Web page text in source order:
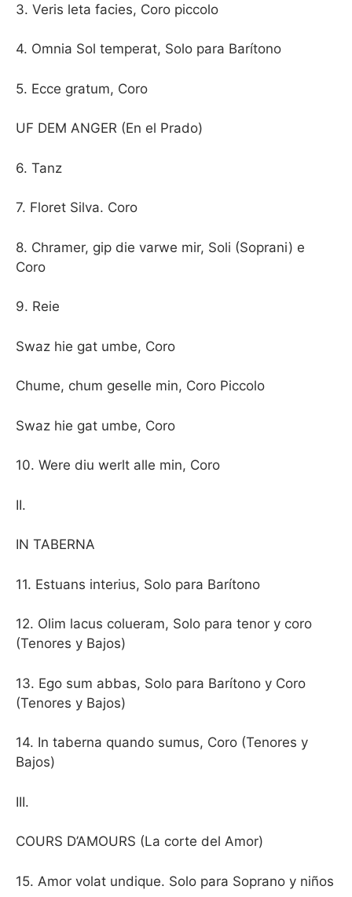
3. Veris leta facies, Coro piccolo
4. Omnia Sol temperat, Solo para Barítono
5. Ecce gratum, Coro
UF DEM ANGER (En el Prado)
6. Tanz
7. Floret Silva. Coro
8. Chramer, gip die varwe mir, Soli (Soprani) e
Coro
9. Reie
Swaz hie gat umbe, Coro
Chume, chum geselle min, Coro Piccolo
Swaz hie gat umbe, Coro
10. Were diu werlt alle min, Coro
II.
IN TABERNA
11. Estuans interius, Solo para Barítono
12. Olim lacus colueram, Solo para tenor y coro
(Tenores y Bajos)
13. Ego sum abbas, Solo para Barítono y Coro
(Tenores y Bajos)
14. In taberna quando sumus, Coro (Tenores y
Bajos)
III.
COURS D’AMOURS (La corte del Amor)
15. Amor volat undique. Solo para Soprano y niños